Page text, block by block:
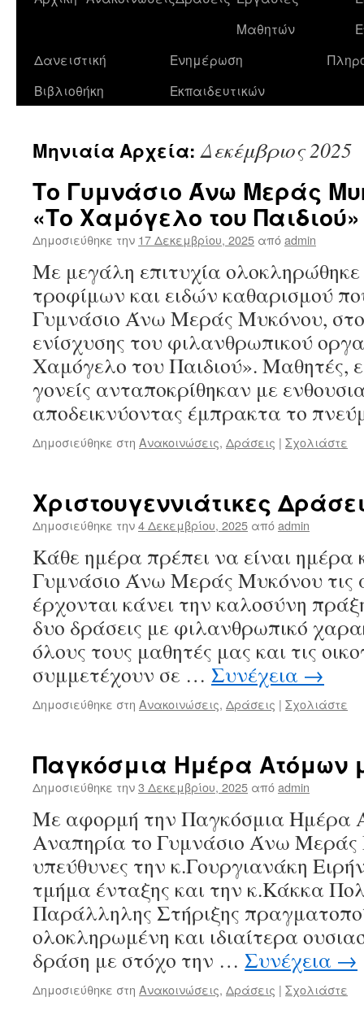
περιεχόμενο
Μαθητών
Δανειστική
Βιβλιοθήκη
Ενημέρωση
Εκπαιδευτικών
Μηνιαία Αρχεία: Δεκέμβριος 2025
Το Γυμνάσιο Άνω Μεράς
«Το Χαμόγελο του Παιδιού»
Δημοσιεύθηκε την 17 Δεκεμβρίου, 2025 απόadmin
Με μεγάλη επιτυχία
τροφίμων και ειδών καθαρισμού
Γυμνάσιο Άνω Μεράς Μυκόνου, στο
ενίσχυσης του φιλανθρωπικού
Χαμόγελο του Παιδιού». Μαθητές,
γονείς ανταποκρίθηκαν με
αποδεικνύοντας έμπρακτα το
Δημοσιεύθηκε στη Ανακοινώσεις, Δράσεις | Σχολιάστε
Χριστουγεννιάτικες
Δημοσιεύθηκε την4 Δεκεμβρίου, 2025 απόadmin
Κάθε ημέρα πρέπει να είναι
Γυμνάσιο Άνω Μεράς Μυκόνου τις
έρχονται κάνει την καλοσύνη
δυο δράσεις με φιλανθρωπικό
όλους τους μαθητές μας και τις
συμμετέχουν σε … Συνέχεια →
Δημοσιεύθηκε στη Ανακοινώσεις, Δράσεις | Σχολιάστε
Παγκόσμια Ημέρα Ατόμων
Δημοσιεύθηκε την3 Δεκεμβρίου, 2025 απόadmin
Με αφορμή την Παγκόσμια Ημέρα
Αναπηρία το Γυμνάσιο Άνω
υπεύθυνες την κ.Γουργιανάκη
τμήμα ένταξης και την κ.Κάκκα
Παράλληλης Στήριξης
ολοκληρωμένη και ιδιαίτερα
δράση με στόχο την … Συνέχεια →
Δημοσιεύθηκε στη Ανακοινώσεις, Δράσεις | Σχολιάστε